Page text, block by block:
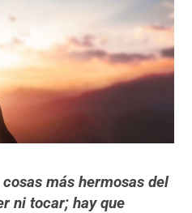
cosas más hermosas del
ni tocar; hay que